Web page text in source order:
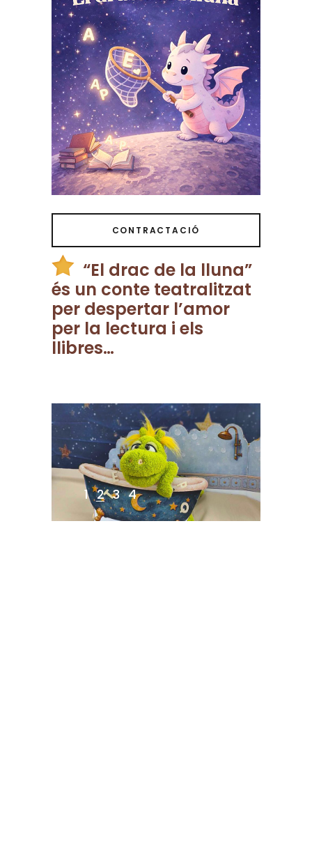
CONTRACTACIÓ
“El drac de la lluna”
és un conte teatralitzat
per despertar l’amor
per la lectura i els
llibres…